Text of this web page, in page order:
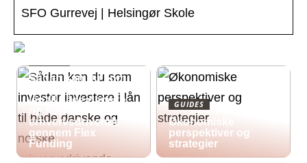
SFO Gurrevej | Helsingør Skole
Sådan kan du som
lån til både danske
og norske
erhvervsdrivende
gennem Flex
Funding
GUIDES
Økonomiske
perspektiver og
strategier